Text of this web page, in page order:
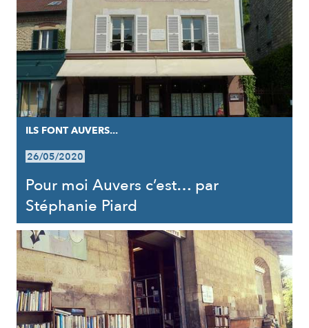
ILS FONT AUVERS...
26/05/2020
Pour moi Auvers c’est… par
Stéphanie Piard